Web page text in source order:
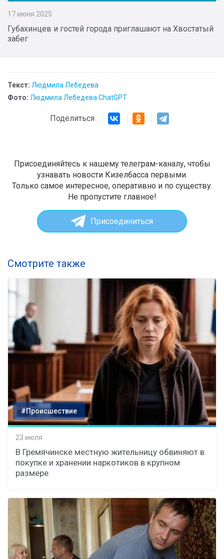
17 июня 2025
Губахинцев и гостей города приглашают на Хвостатый
забег
Текст: Людмила Лебедева
Фото: Людмила Лебедева ChatGPT
Поделиться
Присоединяйтесь к нашему телеграм-каналу, чтобы
узнавать новости Кизелбасса первыми.
Только самое интересное, оперативно и по существу.
Не пропустите главное!
Присоединиться
Смотрите также
#Происшествие
23 июля
В Гремячинске местную жительницу обвиняют в
покупке и хранении наркотиков в крупном
размере